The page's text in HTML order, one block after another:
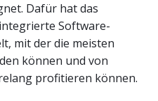
Dafür hat das
Software-
mit der die meisten
können und von
profitieren können.